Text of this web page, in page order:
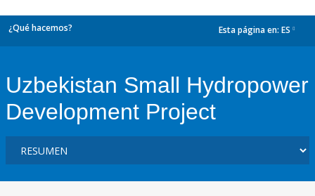
¿Qué hacemos? Esta página en: ES
Uzbekistan Small Hydropower
Development Project